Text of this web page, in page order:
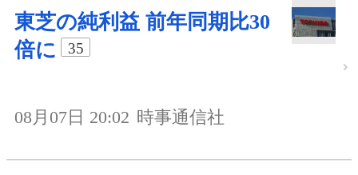
東芝の純利益 前年同期比30
倍に
35
08月07日 20:02 時事通信社